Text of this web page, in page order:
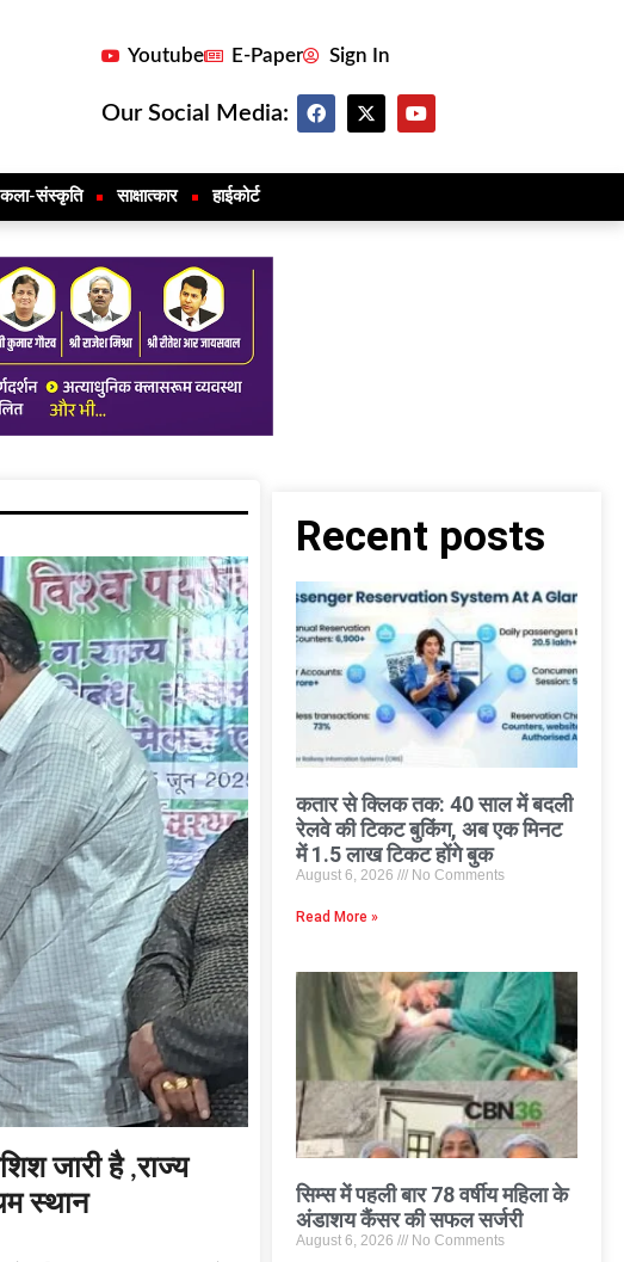
Youtube E-Paper Sign In
Our Social Media:
कला-संस्कृति साक्षात्कार हाईकोर्ट
जारी है ,राज्य
स्थान
Recent posts
कतार से क्लिक तक: 40 साल में बदली
रेलवे की टिकट बुकिंग, अब एक मिनट
में 1.5 लाख टिकट होंगे बुक
August 6, 2026 No Comments
Read More »
सिम्स में पहली बार 78 वर्षीय महिला के
अंडाशय कैंसर की सफल सर्जरी
August 6, 2026 No Comments